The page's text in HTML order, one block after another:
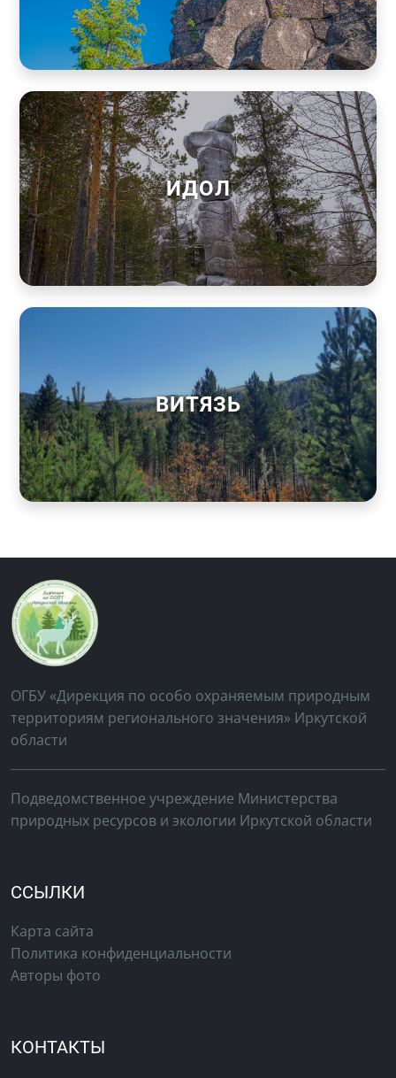
ИДОЛ
ВИТЯЗЬ
ОГБУ «Дирекция по особо охраняемым природным
территориям регионального значения» Иркутской
области
Подведомственное учреждение Министерства
природных ресурсов и экологии Иркутской области
ССЫЛКИ
Карта сайта
Политика конфиденциальности
Авторы фото
КОНТАКТЫ